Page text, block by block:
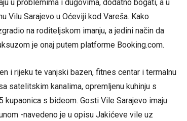
u problemima i dugovima, dodatno bogati, a u
Vilu Sarajevo u Oćeviji kod Vareša. Kako
na roditeljskom imanju, a jedini način da
je onaj putem platforme Booking.com.
i rijeku te vanjski bazen, fitnes centar i termalnu
satelitskim kanalima, opremljenu kuhinju s
s bideom. Gosti Vile Sarajevo imaju
-navedeno je u opisu Jakićeve vile uz